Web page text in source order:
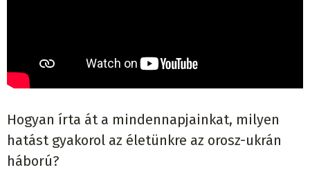
Hogyan írta át a mindennapjainkat, milyen
hatást gyakorol az életünkre az orosz-ukrán
háború?